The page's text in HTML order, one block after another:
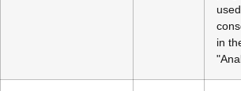
in